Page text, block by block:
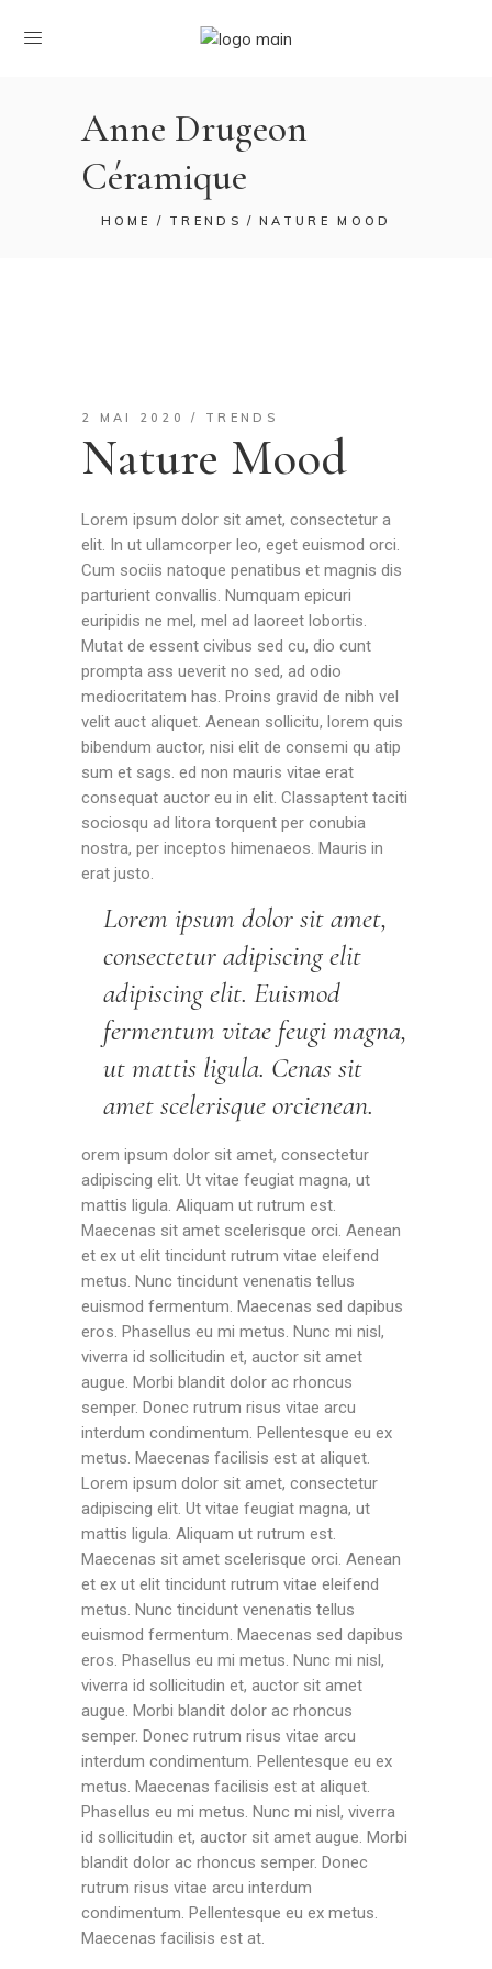
Anne Drugeon
Céramique
HOME TRENDS NATURE MOOD
2 MAI 2020 TRENDS
Nature Mood
Lorem ipsum dolor sit amet, consectetur a
elit. In ut ullamcorper leo, eget euismod orci.
Cum sociis natoque penatibus et magnis dis
parturient convallis. Numquam epicuri
euripidis ne mel, mel ad laoreet lobortis.
Mutat de essent civibus sed cu, dio cunt
prompta ass ueverit no sed, ad odio
mediocritatem has. Proins gravid de nibh vel
velit auct aliquet. Aenean sollicitu, lorem quis
bibendum auctor, nisi elit de consemi qu atip
sum et sags. ed non mauris vitae erat
consequat auctor eu in elit. Classaptent taciti
sociosqu ad litora torquent per conubia
nostra, per inceptos himenaeos. Mauris in
erat justo.
Lorem ipsum dolor sit amet,
consectetur adipiscing elit
adipiscing elit. Euismod
fermentum vitae feugi magna,
ut mattis ligula. Cenas sit
amet scelerisque orcienean.
orem ipsum dolor sit amet, consectetur
adipiscing elit. Ut vitae feugiat magna, ut
mattis ligula. Aliquam ut rutrum est.
Maecenas sit amet scelerisque orci. Aenean
et ex ut elit tincidunt rutrum vitae eleifend
metus. Nunc tincidunt venenatis tellus
euismod fermentum. Maecenas sed dapibus
eros. Phasellus eu mi metus. Nunc mi nisl,
viverra id sollicitudin et, auctor sit amet
augue. Morbi blandit dolor ac rhoncus
semper. Donec rutrum risus vitae arcu
interdum condimentum. Pellentesque eu ex
metus. Maecenas facilisis est at aliquet.
Lorem ipsum dolor sit amet, consectetur
adipiscing elit. Ut vitae feugiat magna, ut
mattis ligula. Aliquam ut rutrum est.
Maecenas sit amet scelerisque orci. Aenean
et ex ut elit tincidunt rutrum vitae eleifend
metus. Nunc tincidunt venenatis tellus
euismod fermentum. Maecenas sed dapibus
eros. Phasellus eu mi metus. Nunc mi nisl,
viverra id sollicitudin et, auctor sit amet
augue. Morbi blandit dolor ac rhoncus
semper. Donec rutrum risus vitae arcu
interdum condimentum. Pellentesque eu ex
metus. Maecenas facilisis est at aliquet.
Phasellus eu mi metus. Nunc mi nisl, viverra
id sollicitudin et, auctor sit amet augue. Morbi
blandit dolor ac rhoncus semper. Donec
rutrum risus vitae arcu interdum
condimentum. Pellentesque eu ex metus.
Maecenas facilisis est at.